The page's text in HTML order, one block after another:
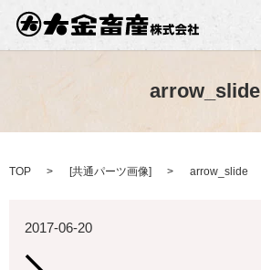
arrow_slide
TOP [共通パーツ画像] arrow_slide
2017-06-20